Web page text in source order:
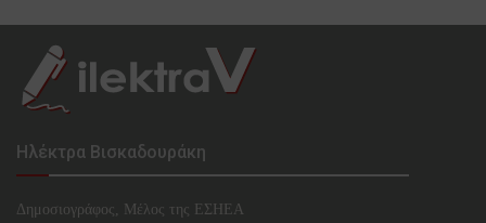
Ηλέκτρα Βισκαδουράκη
Δημοσιογράφος, Μέλος της ΕΣHΕΑ